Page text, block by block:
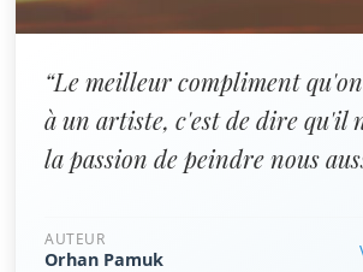
“Le meilleur compliment
à un artiste, c'est de dire qu'il
la passion de peindre nous
AUTEUR
Orhan Pamuk